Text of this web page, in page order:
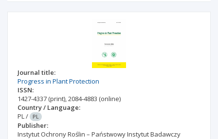
Journal title:
Progress in Plant Protection
ISSN:
1427-4337 (print),2084-4883 (online)
Country / Language:
PL/ PL
Publisher:
Instytut Ochrony Roślin – Państwowy Instytut Badawczy